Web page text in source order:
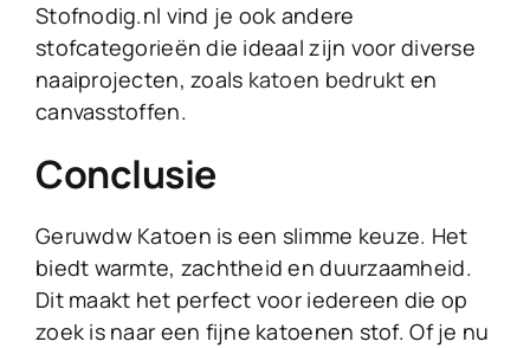
Stofnodig.nl vind je ook andere
stofcategorieën die ideaal zijn voor diverse
naaiprojecten, zoals katoen bedrukt en
canvasstoffen.
Conclusie
Geruwdw Katoen is een slimme keuze. Het
biedt warmte, zachtheid en duurzaamheid.
Dit maakt het perfect voor iedereen die op
zoek is naar een fijne katoenen stof. Of je nu